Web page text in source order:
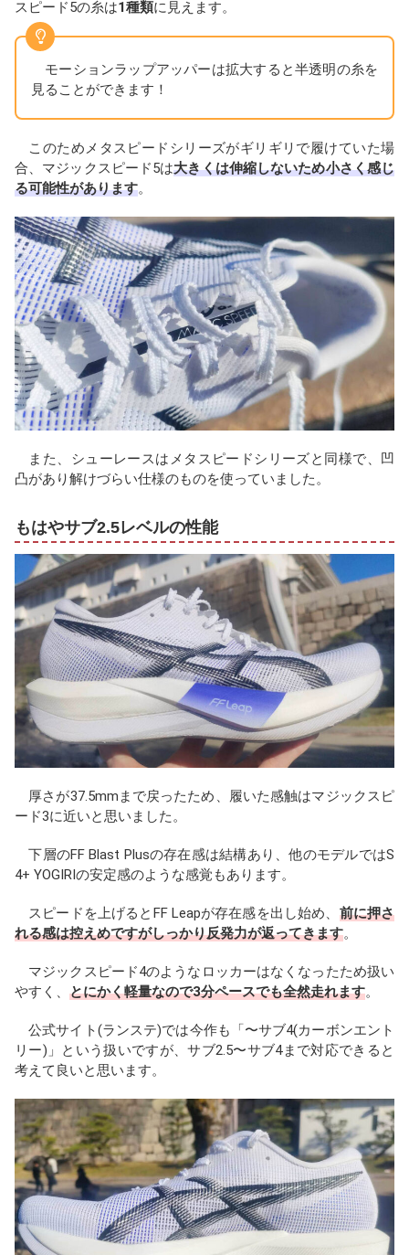
スピード5の糸は1種類に見えます。
モーションラップアッパーは拡大すると半透明の糸を
見ることができます！
このためメタスピードシリーズがギリギリで履けていた場
合、マジックスピード5は大きくは伸縮しないため小さく感じ
る可能性があります。
また、シューレースはメタスピードシリーズと同様で、凹
凸があり解けづらい仕様のものを使っていました。
もはやサブ2.5レベルの性能
厚さが37.5mmまで戻ったため、履いた感触はマジックスピ
ード3に近いと思いました。
下層のFF Blast Plusの存在感は結構あり、他のモデルではS
4+ YOGIRIの安定感のような感覚もあります。
スピードを上げるとFF Leapが存在感を出し始め、 前に押さ
れる感は控えめですがしっかり反発力が返ってきます。
マジックスピード4のようなロッカーはなくなったため扱い
やすく、 とにかく軽量なので3分ペースでも全然走れます。
公式サイト(ランステ)では今作も「〜サブ4(カーボンエント
リー)」という扱いですが、サブ2.5〜サブ4まで対応できると
考えて良いと思います。